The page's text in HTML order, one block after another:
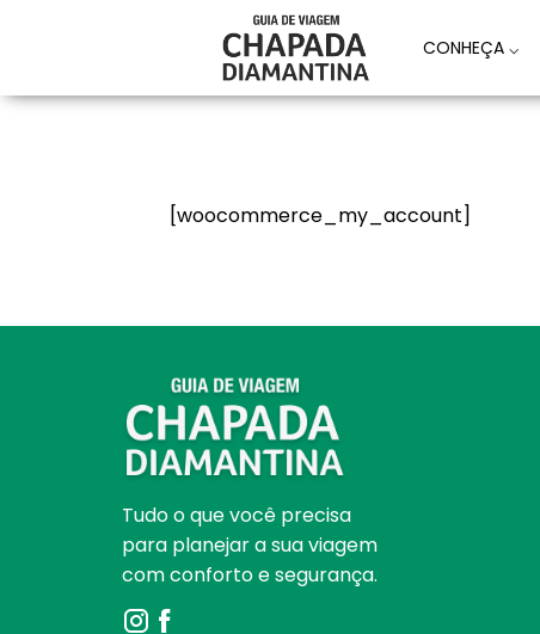
CONHEÇA ⌵
[woocommerce_my_account]
Tudo o que você precisa
para planejar a sua viagem
com conforto e segurança.